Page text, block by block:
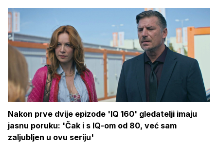
Nakon prve dvije epizode 'IQ 160' gledatelji imaju
jasnu poruku: 'Čak i s IQ-om od 80, već sam
zaljubljen u ovu seriju'